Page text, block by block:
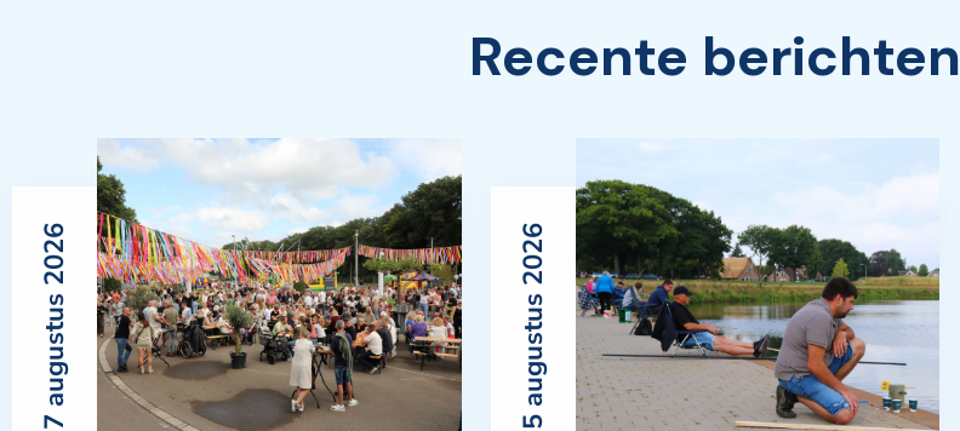
Recente berichten
7 augustus 2026 5 augustus 2026